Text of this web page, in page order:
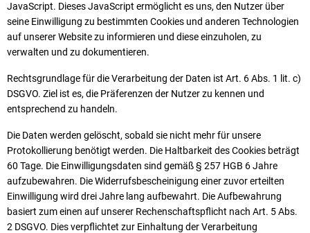
JavaScript. Dieses JavaScript ermöglicht es uns, den Nutzer über
seine Einwilligung zu bestimmten Cookies und anderen Technologien
auf unserer Website zu informieren und diese einzuholen, zu
verwalten und zu dokumentieren.
Rechtsgrundlage für die Verarbeitung der Daten ist Art. 6 Abs. 1 lit. c)
DSGVO. Ziel ist es, die Präferenzen der Nutzer zu kennen und
entsprechend zu handeln.
Die Daten werden gelöscht, sobald sie nicht mehr für unsere
Protokollierung benötigt werden. Die Haltbarkeit des Cookies beträgt
60 Tage. Die Einwilligungsdaten sind gemäß § 257 HGB 6 Jahre
aufzubewahren. Die Widerrufsbescheinigung einer zuvor erteilten
Einwilligung wird drei Jahre lang aufbewahrt. Die Aufbewahrung
basiert zum einen auf unserer Rechenschaftspflicht nach Art. 5 Abs.
2 DSGVO. Dies verpflichtet zur Einhaltung der Verarbeitung